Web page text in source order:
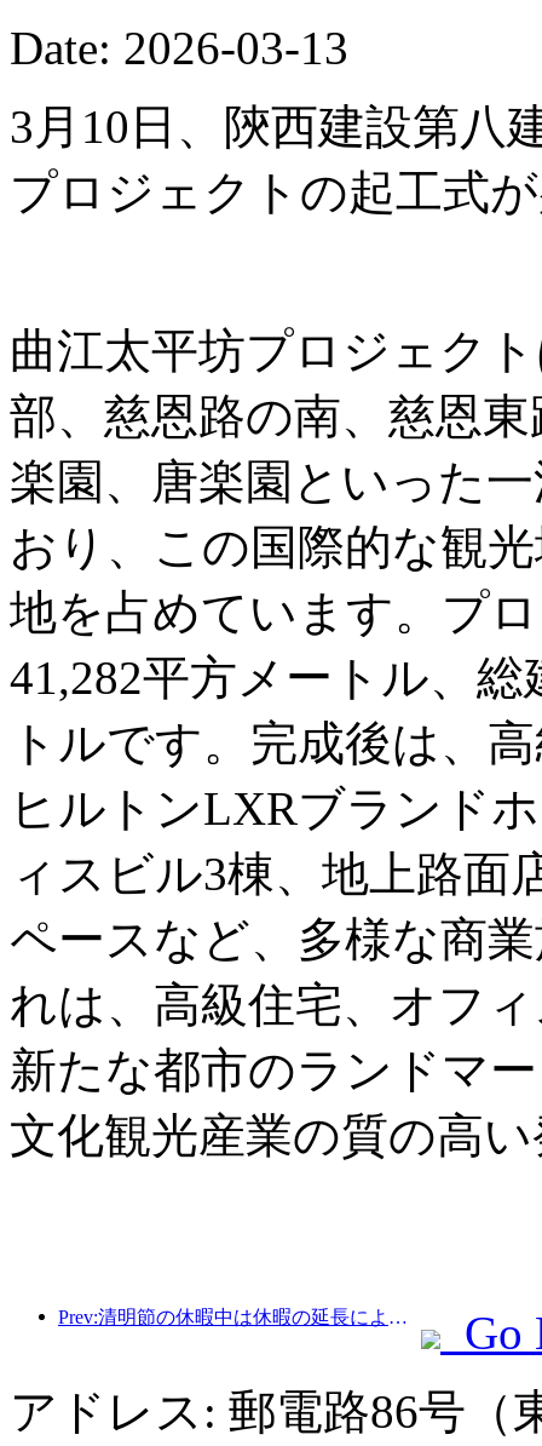
Date: 2026-03-13
3月10日、陝西建設第八
プロジェクトの起工式
曲江太平坊プロジェク
部、慈恩路の南、慈恩
楽園、唐楽園といった
おり、この国際的な観
地を占めています。プ
41,282平方メートル、
トルです。完成後は、
ヒルトンLXRブランド
ィスビル3棟、地上路面
ペースなど、多様な商
れは、高級住宅、オフ
新たな都市のランドマ
文化観光産業の質の高
Prev:清明節の休暇中は休暇の延長により旅行が急増し、多くの都市で外出や花見のために訪問者数が増加した。
Go
アドレス: 郵電路86号（